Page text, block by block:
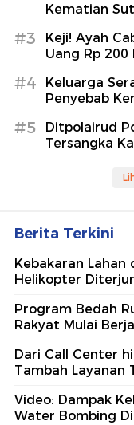
Kematian
#3
Keji! Ayah
Uang Rp 200
#4
Keluarga
Penyebab
#5
Ditpolairud
Tersangka
Berita Terkini
Kebakaran Lahan
Helikopter
Program Bedah
Rakyat Mulai
Dari Call Center
Tambah Layanan
Video: Dampak
Water Bombing